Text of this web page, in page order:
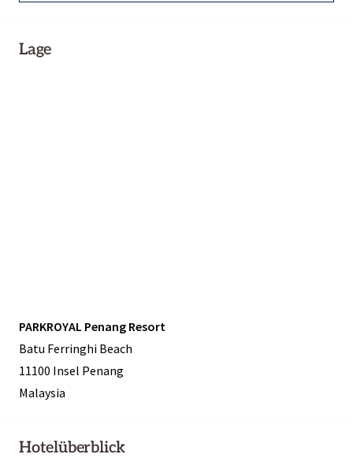
Lage
PARKROYAL Penang Resort
Batu Ferringhi Beach
11100 Insel Penang
Malaysia
Hotelüberblick